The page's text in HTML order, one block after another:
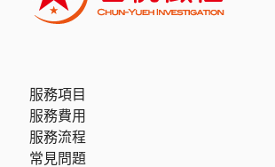
服務項目
服務費用
服務流程
常見問題